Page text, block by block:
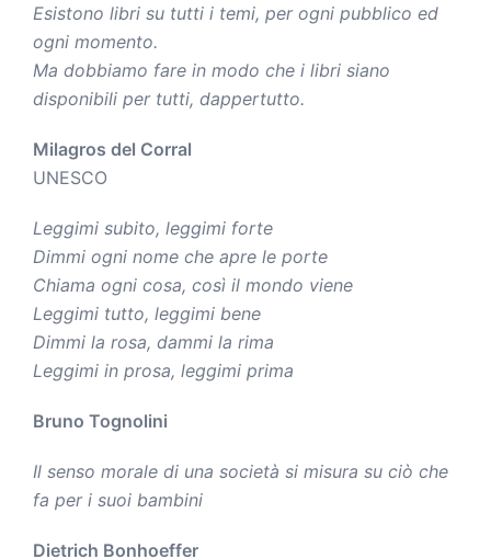
Esistono libri su tutti i temi, per ogni pubblico ed
ogni momento.
Ma dobbiamo fare in modo che i libri siano
disponibili per tutti, dappertutto.
Milagros del Corral
UNESCO
Leggimi subito, leggimi forte
Dimmi ogni nome che apre le porte
Chiama ogni cosa, così il mondo viene
Leggimi tutto, leggimi bene
Dimmi la rosa, dammi la rima
Leggimi in prosa, leggimi prima
Bruno Tognolini
Il senso morale di una società si misura su ciò che
fa per i suoi bambini
Dietrich Bonhoeffer